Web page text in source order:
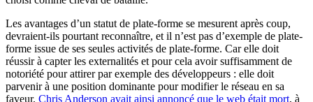
Les avantages d’un statut de plate-forme se mesurent après coup,
devraient-ils pourtant reconnaître, et il n’est pas d’exemple de plate-
forme issue de ses seules activités de plate-forme. Car elle doit
réussir à capter les externalités et pour cela avoir suffisamment de
notoriété pour attirer par exemple des développeurs : elle doit
parvenir à une position dominante pour modifier le réseau en sa
faveur. Chris Anderson avait ainsi annoncé que le web était mort, à